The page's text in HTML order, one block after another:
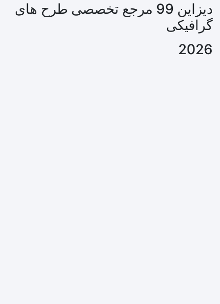
دیزاین 99 مرجع تخصصی طرح های
گرافیکی
2026